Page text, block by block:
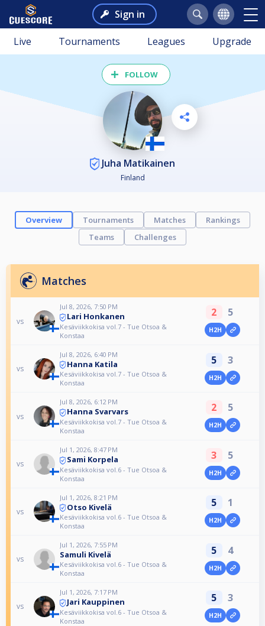
Sign in
Live Tournaments Leagues Upgrade
FOLLOW
Juha Matikainen
Finland
Overview Tournaments Matches
Rankings
Teams
Challenges
Matches
vs
Jul 8, 2026, 7:50 PM
Lari Honkanen
Kesäviikkokisa vol.7 - Tue Otsoa &
Konstaa
2 5
H2H
vs
Jul 8, 2026, 6:40 PM
Hanna Katila
Kesäviikkokisa vol.7 - Tue Otsoa &
Konstaa
5 3
H2H
vs
Jul 8, 2026, 6:12 PM
Hanna Svarvars
Kesäviikkokisa vol.7 - Tue Otsoa &
Konstaa
2 5
H2H
vs
Jul 1, 2026, 8:47 PM
Sami Korpela
Kesäviikkokisa vol.6 - Tue Otsoa &
Konstaa
3 5
H2H
vs
Jul 1, 2026, 8:21 PM
Otso Kivelä
Kesäviikkokisa vol.6 - Tue Otsoa &
Konstaa
5 1
H2H
vs
Jul 1, 2026, 7:55 PM
Samuli Kivelä
Kesäviikkokisa vol.6 - Tue Otsoa &
Konstaa
5 4
H2H
vs
Jul 1, 2026, 7:17 PM
Jari Kauppinen
Kesäviikkokisa vol.6 - Tue Otsoa &
Konstaa
5 3
H2H